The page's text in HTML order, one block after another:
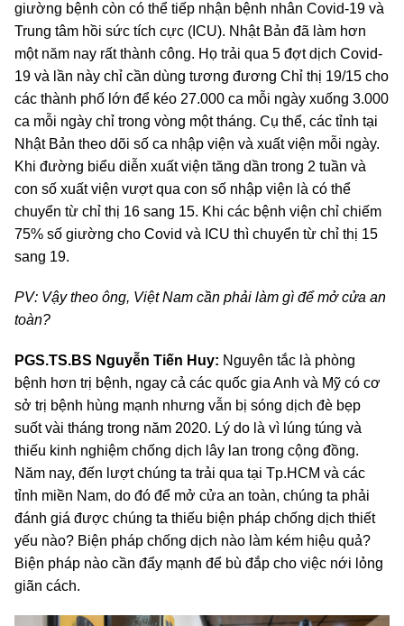
giường bệnh còn có thể tiếp nhận bệnh nhân Covid-19 và
Trung tâm hồi sức tích cực (ICU). Nhật Bản đã làm hơn
một năm nay rất thành công. Họ trải qua 5 đợt dịch Covid-
19 và lần này chỉ cần dùng tương đương Chỉ thị 19/15 cho
các thành phố lớn để kéo 27.000 ca mỗi ngày xuống 3.000
ca mỗi ngày chỉ trong vòng một tháng. Cụ thể, các tỉnh tại
Nhật Bản theo dõi số ca nhập viện và xuất viện mỗi ngày.
Khi đường biểu diễn xuất viện tăng dần trong 2 tuần và
con số xuất viện vượt qua con số nhập viện là có thể
chuyển từ chỉ thị 16 sang 15. Khi các bệnh viện chỉ chiếm
75% số giường cho Covid và ICU thì chuyển từ chỉ thị 15
sang 19.
PV: Vậy theo ông, Việt Nam cần phải làm gì để mở cửa an
toàn?
PGS.TS.BS Nguyễn Tiến Huy: Nguyên tắc là phòng
bệnh hơn trị bệnh, ngay cả các quốc gia Anh và Mỹ có cơ
sở trị bệnh hùng mạnh nhưng vẫn bị sóng dịch đè bẹp
suốt vài tháng trong năm 2020. Lý do là vì lúng túng và
thiếu kinh nghiệm chống dịch lây lan trong cộng đồng.
Năm nay, đến lượt chúng ta trải qua tại Tp.HCM và các
tỉnh miền Nam, do đó để mở cửa an toàn, chúng ta phải
đánh giá được chúng ta thiếu biện pháp chống dịch thiết
yếu nào? Biện pháp chống dịch nào làm kém hiệu quả?
Biện pháp nào cần đẩy mạnh để bù đắp cho việc nới lỏng
giãn cách.